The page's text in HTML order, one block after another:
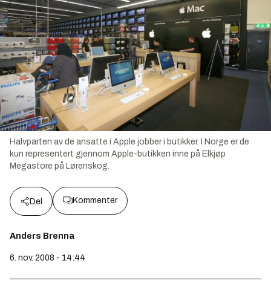
Halvparten av de ansatte i Apple jobber i butikker. I Norge er de
kun representert gjennom Apple-butikken inne på Elkjøp
Megastore på Lørenskog.
Del Kommenter
Anders Brenna
6. nov. 2008 - 14:44